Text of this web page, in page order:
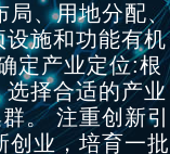
局、用地分配、
施和功能有机
定产业定位:根
择合适的产业
。 注重创新引
创业，培育一批